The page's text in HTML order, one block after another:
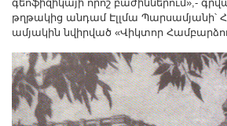
գեոֆիզիկայի որոշ բաժիններում»,-
թղթակից անդամ Էլլմա Պարսամյանի՝
ամյակին նվիրված «Վիկտոր